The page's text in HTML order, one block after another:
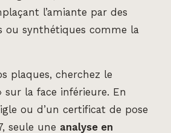
l’amiante par des
ou synthétiques comme la
plaques, cherchez le
sur la face inférieure. En
ou d’un certificat de pose
seule une analyse en